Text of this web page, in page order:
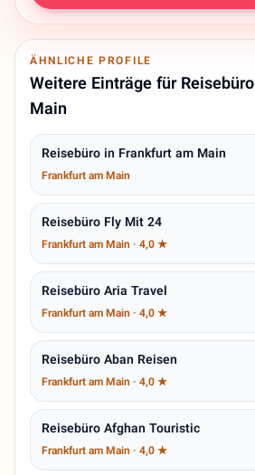
ÄHNLICHE PROFILE
Weitere Einträge für
Main
Reisebüro in Frankfurt am Main
Frankfurt am Main
Reisebüro Fly Mit 24
Frankfurt am Main · 4,0 ★
Reisebüro Aria Travel
Frankfurt am Main · 4,0 ★
Reisebüro Aban Reisen
Frankfurt am Main · 4,0 ★
Reisebüro Afghan Touristic
Frankfurt am Main · 4,0 ★